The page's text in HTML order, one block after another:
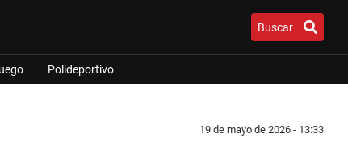
Buscar
Polideportivo
19 de mayo de 2026 - 13:33